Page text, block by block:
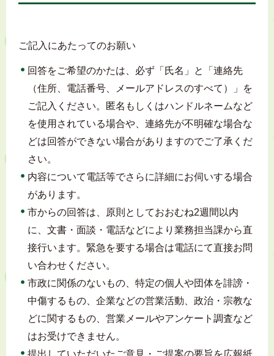
ご記入にあたってのお願い
回答をご希望のかたは、必ず「氏名」と「連絡先
（住所、電話番号、メールアドレスのすべて）」を
ご記入ください。匿名もしくはハンドルネームなど
を使用されている場合や、連絡先が不明確な場合な
どは回答ができない場合がありますのでご了承くだ
さい。
内容について電話等でさらに詳細にお伺いする場合
があります。
市からの回答は、原則としておおむね2週間以内
に、文書・面談・電話などにより業務担当課から直
接行います。緊急を要する場合は電話にて直接お問
い合わせください。
市政に関係のないもの、特定の個人や団体を誹謗・
中傷するもの、企業などの営業活動、政治・宗教な
どに関するもの、営業メールやアンケート調査など
はお受けできません。